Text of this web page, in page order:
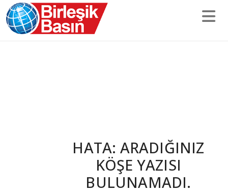
HATA: ARADIĞINIZ
KÖŞE YAZISI
BULUNAMADI.